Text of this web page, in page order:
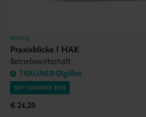
Bildung
Praxisblicke I HAK
Betriebswirtschaft
TRAUNER-DigiBox
SEIT SOMMER 2023
€ 24,20